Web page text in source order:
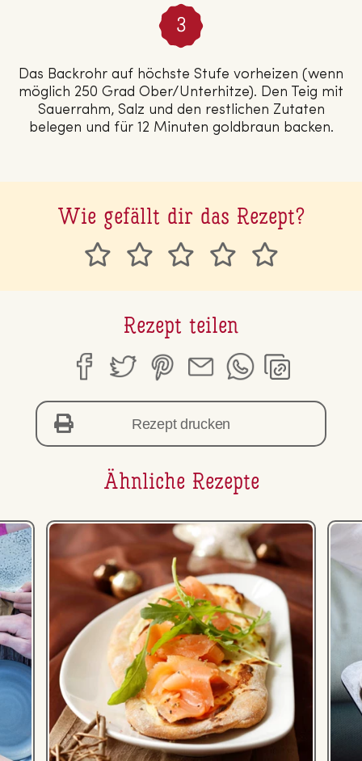
Das Backrohr auf höchste Stufe vorheizen (wenn
möglich 250 Grad Ober/Unterhitze). Den Teig mit
Sauerrahm, Salz und den restlichen Zutaten
belegen und für 12 Minuten goldbraun backen.
Wie gefällt dir das Rezept?
Rezept teilen
Rezept drucken
Ähnliche Rezepte